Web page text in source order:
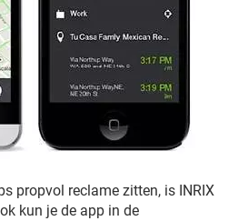
propvol reclame zitten, is INRIX
kun je de app in de